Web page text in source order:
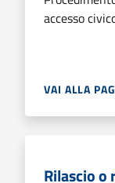
accesso
VAI ALLA
Rilascio o